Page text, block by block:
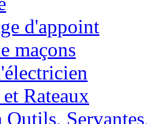
d'appoint
maçons
Rateaux
Outils,